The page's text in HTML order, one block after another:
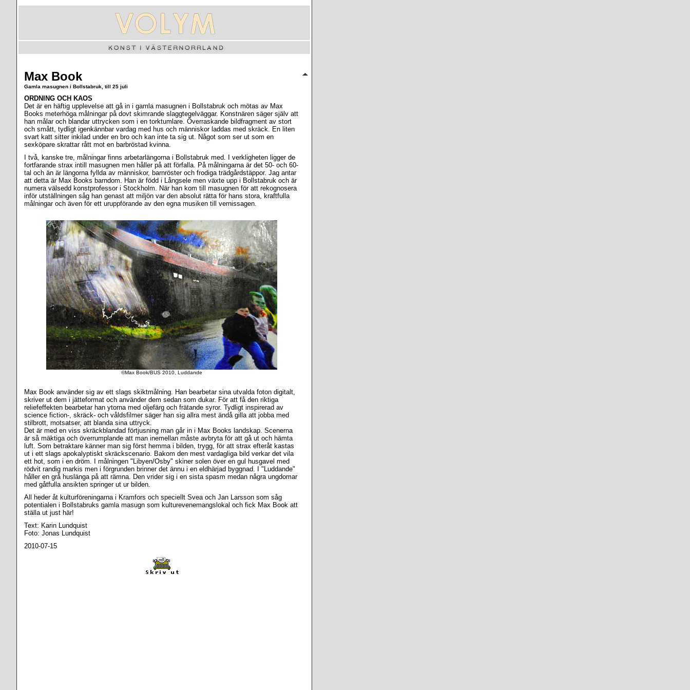
Max Book
Gamla masugnen i Bollstabruk, till 25 juli
ORDNING OCH KAOS
Det är en häftig upplevelse att gå in i gamla masugnen i Bollstabruk och mötas av Max
Books meterhöga målningar på dovt skimrande slaggtegelväggar. Konstnären säger själv att
han målar och blandar uttrycken som i en torktumlare. Överraskande bildfragment av stort
och smått, tydligt igenkännbar vardag med hus och människor laddas med skräck. En liten
svart katt sitter inkilad under en bro och kan inte ta sig ut. Något som ser ut som en
sexköpare skrattar rått mot en barbröstad kvinna.
I två, kanske tre, målningar finns arbetarlängorna i Bollstabruk med. I verkligheten ligger de
fortfarande strax intill masugnen men håller på att förfalla. På målningarna är det 50- och 60-
tal och än är längorna fyllda av människor, barnröster och frodiga trädgårdstäppor. Jag antar
att detta är Max Books barndom. Han är född i Långsele men växte upp i Bollstabruk och är
numera välsedd konstprofessor i Stockholm. När han kom till masugnen för att rekognosera
inför utställningen såg han genast att miljön var den absolut rätta för hans stora, kraftfulla
målningar och även för ett uruppförande av den egna musiken till vernissagen.
©Max Book/BUS 2010 , Luddande
Max Book använder sig av ett slags skiktmålning. Han bearbetar sina utvalda foton digitalt,
skriver ut dem i jätteformat och använder dem sedan som dukar. För att få den riktiga
reliefeffekten bearbetar han ytorna med oljefärg och frätande syror. Tydligt inspirerad av
science fiction-, skräck- och våldsfilmer säger han sig allra mest ändå gilla att jobba med
stilbrott, motsatser, att blanda sina uttryck.
Det är med en viss skräckblandad förtjusning man går in i Max Books landskap. Scenerna
är så mäktiga och överrumplande att man inemellan måste avbryta för att gå ut och hämta
luft. Som betraktare känner man sig först hemma i bilden, trygg, för att strax efteråt kastas
ut i ett slags apokalyptiskt skräckscenario. Bakom den mest vardagliga bild verkar det vila
ett hot, som i en dröm. I målningen "Libyen/Osby" skiner solen över en gul husgavel med
rödvit randig markis men i förgrunden brinner det ännu i en eldhärjad byggnad. I "Luddande"
håller en grå huslänga på att rämna. Den vrider sig i en sista spasm medan några ungdomar
med gåtfulla ansikten springer ut ur bilden.
All heder åt kulturföreningarna i Kramfors och speciellt Svea och Jan Larsson som såg
potentialen i Bollstabruks gamla masugn som kulturevenemangslokal och fick Max Book att
ställa ut just här!
Text: Karin Lundquist
Foto: Jonas Lundquist
2010-07-15